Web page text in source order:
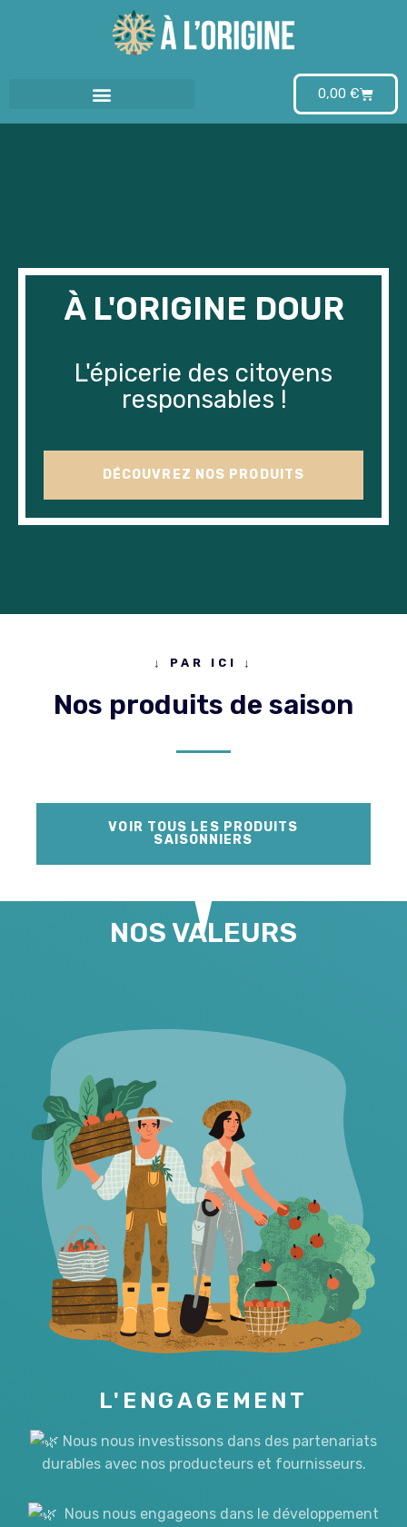
0,00 €
À L'ORIGINE DOUR
L'épicerie des citoyens
responsables !
DÉCOUVREZ NOS PRODUITS
↓ PAR ICI ↓
Nos produits de saison
VOIR TOUS LES PRODUITS
SAISONNIERS
NOS VALEURS
L'ENGAGEMENT
Nous nous investissons dans des partenariats
durables avec nos producteurs et fournisseurs.
Nous nous engageons dans le développement